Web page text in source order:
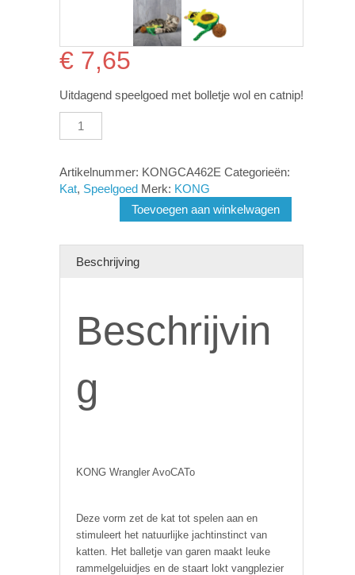
€ 7,65
Uitdagend speelgoed met bolletje wol en catnip!
KONG
Wrangler
aantal
Artikelnummer: KONGCA462E Categorieën:
Kat, Speelgoed Merk: KONG
Toevoegen aan winkelwagen
Beschrijving
Beschrijvin
g
KONG Wrangler AvoCATo
Deze vorm zet de kat tot spelen aan en
stimuleert het natuurlijke jachtinstinct van
katten. Het balletje van garen maakt leuke
rammelgeluidjes en de staart lokt vangplezier